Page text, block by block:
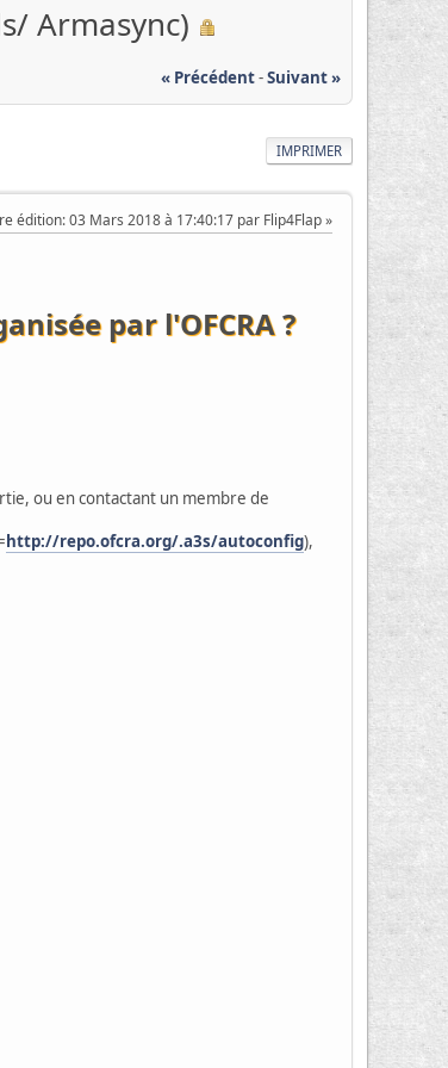
Armasync)
« Précédent-Suivant »
IMPRIMER
édition: 03 Mars 2018 à 17:40:17 par Flip4Flap
par l'OFCRA ?
ou en contactant un membre de
http://repo.ofcra.org/.a3s/autoconfig),